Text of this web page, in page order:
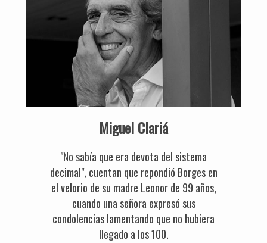
Miguel Clariá
"No sabía que era devota del sistema
decimal", cuentan que repondió Borges en
el velorio de su madre Leonor de 99 años,
cuando una señora expresó sus
condolencias lamentando que no hubiera
llegado a los 100.